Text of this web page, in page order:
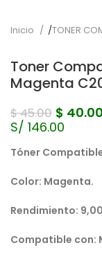
Inicio TONER
Toner
Magenta
$45.00 $ 40.00
S/ 146.00
Tóner
Color: Magenta.
Rendimiento:
Compatible con: